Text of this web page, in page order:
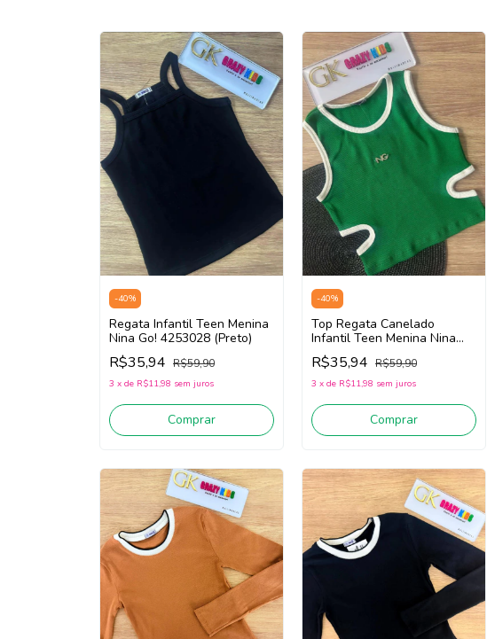
-40%
Regata Infantil Teen Menina
Nina Go! 4253028 (Preto)
R$35,94 R$59,90
3 x de R$11,98 sem juros
Comprar
-40%
Top Regata Canelado
Infantil Teen Menina Nina
Go! 2253001 (Verde)
R$35,94 R$59,90
3 x de R$11,98 sem juros
Comprar